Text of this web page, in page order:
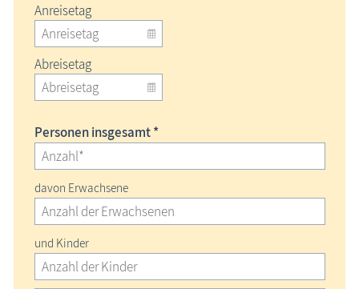
Anreisetag
Abreisetag
Personen insgesamt *
davon Erwachsene
und Kinder